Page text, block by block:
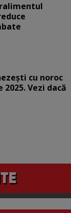
cu noroc
Vezi dacă